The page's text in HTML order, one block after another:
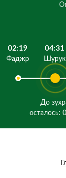
02:19
Фаджр
04:31
Шурук
До
осталось: